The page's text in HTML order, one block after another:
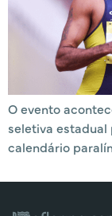
O evento
seletiva
calendário